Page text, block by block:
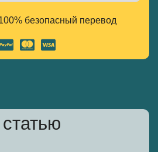
безопасный перевод